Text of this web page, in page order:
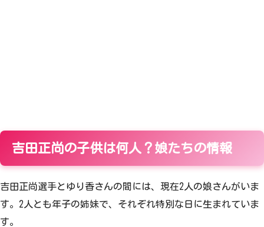
吉田正尚の子供は何人？娘たちの情報
吉田正尚選手とゆり香さんの間には、現在2人の娘さんがいま
す。2人とも年子の姉妹で、それぞれ特別な日に生まれていま
す。